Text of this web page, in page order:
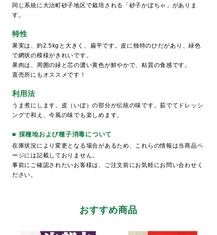
同じ系統に大治町砂子地区で栽培される「砂子かぼちゃ」がありま
す。
特性
果実は、約2.5kgと大きく、扁平です。皮に独特のひだがあり、緑色
で網状の模様がきれいです。
果肉は、周囲の緑と芯の濃い黄色が鮮やかで、粘質の食感です。
直売所にもオススメです！
利用法
うま煮にします。皮（いぼ）の部分が伝統の味です。茹でてドレッシ
ングで和え、今風の味でも楽しめます。
■ 採種地および種子消毒について
在庫状況により変更となる場合があるため、これらの情報は当商品ペ
ージには記載しておりません。
事前にご確認されたいお客様は、ご注文前にお気軽にお問い合わせく
ださい。
おすすめ商品